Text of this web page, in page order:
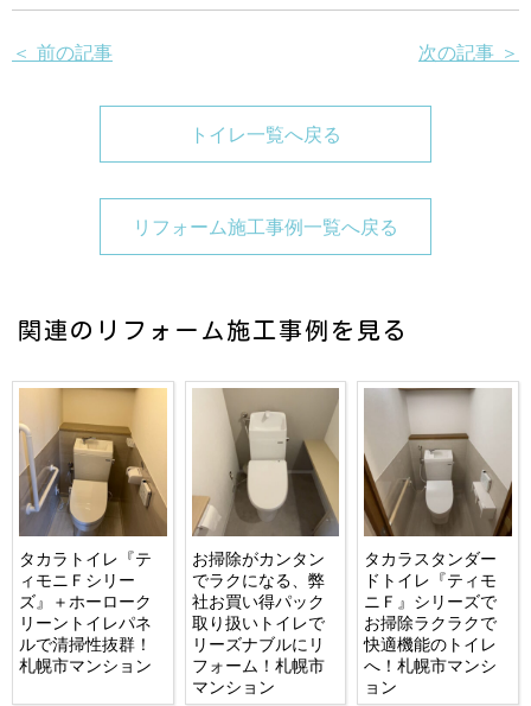
＜ 前の記事 次の記事 ＞
トイレ一覧へ戻る
リフォーム施工事例一覧へ戻る
関連のリフォーム施工事例を見る
タカラトイレ『テ
ィモニＦシリー
ズ』＋ホーローク
リーントイレパネ
ルで清掃性抜群！
札幌市マンション
お掃除がカンタン
でラクになる、弊
社お買い得パック
取り扱いトイレで
リーズナブルにリ
フォーム！札幌市
マンション
タカラスタンダー
ドトイレ『ティモ
ニＦ』シリーズで
お掃除ラクラクで
快適機能のトイレ
へ！札幌市マンシ
ョン